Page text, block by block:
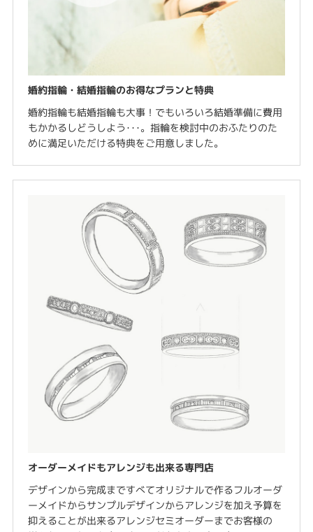
婚約指輪・結婚指輪のお得なプランと特典
婚約指輪も結婚指輪も大事！でもいろいろ結婚準備に費用
もかかるしどうしよう･･･。指輪を検討中のおふたりのた
めに満足いただける特典をご用意しました。
オーダーメイドもアレンジも出来る専門店
デザインから完成まですべてオリジナルで作るフルオーダ
ーメイドからサンプルデザインからアレンジを加え予算を
抑えることが出来るアレンジセミオーダーまでお客様の